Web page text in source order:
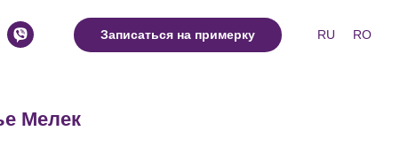
Записаться на примерку RU RO
Мелек